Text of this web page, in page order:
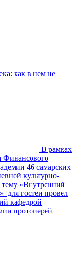
как в нем не
В рамках
Финансового
46 самарских
культурно-
тему «Внутренний
для гостей провел
кафедрой
протоиерей